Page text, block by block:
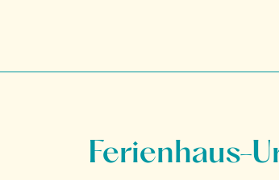
Ferienhaus-